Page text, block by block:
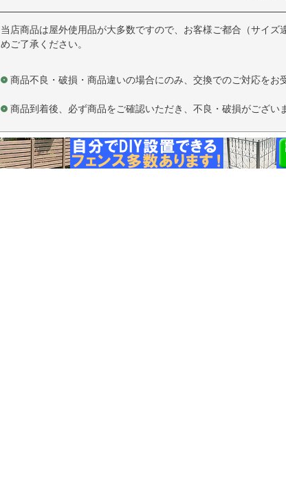
当店商品は屋外使用品が大多数ですので、お客様ご都合（サイ
めご了承ください。
商品不良・破損・商品違いの場合にのみ、交換でのご対応をお
商品到着後、必ず商品をご確認いただき、不良・破損がござい